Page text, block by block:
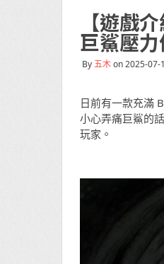
【遊戲
巨鯊壓
By五木on 2025-07-
日前有一款充滿
小心弄痛巨鯊的
玩家。